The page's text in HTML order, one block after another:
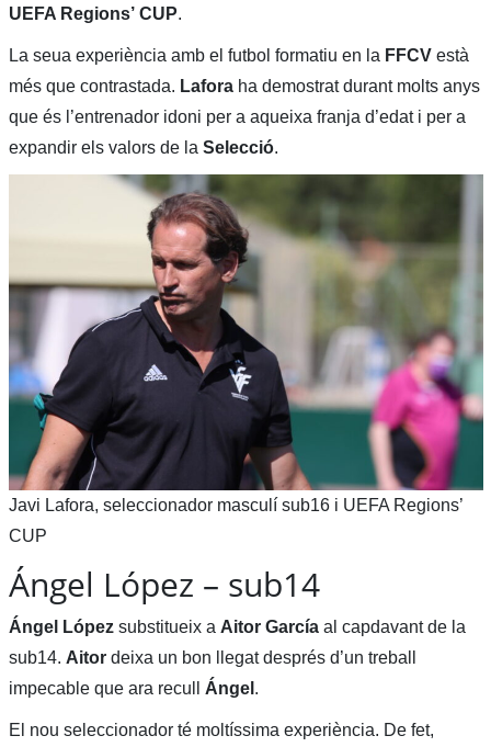
UEFA Regions’ CUP.
La seua experiència amb el futbol formatiu en la FFCV està
més que contrastada. Lafora ha demostrat durant molts anys
que és l’entrenador idoni per a aqueixa franja d’edat i per a
expandir els valors de la Selecció.
Javi Lafora, seleccionador masculí sub16 i UEFA Regions’
CUP
Ángel López – sub14
Ángel Lópezsubstitueix a Aitor Garcíaal capdavant de la
sub14. Aitor deixa un bon llegat després d’un treball
impecable que ara recull Ángel .
El nou seleccionador té moltíssima experiència. De fet,